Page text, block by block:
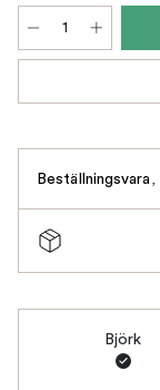
Beställningsvara,
Björk